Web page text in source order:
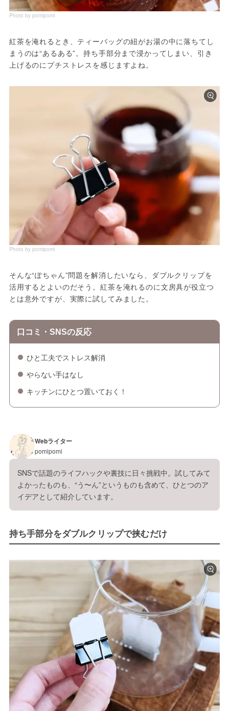
Photo by pomipomi
紅茶を淹れるとき、ティーバッグの紐がお湯の中に落ちてし
まうのは“あるある”。持ち手部分まで浸かってしまい、引き
上げるのにプチストレスを感じますよね。
Photo by pomipomi
そんな“ぽちゃん”問題を解消したいなら、ダブルクリップを
活用するとよいのだそう。紅茶を淹れるのに文房具が役立つ
とは意外ですが、実際に試してみました。
口コミ・SNSの反応
ひと工夫でストレス解消
やらない手はなし
キッチンにひとつ置いておく！
Webライター
pomipomi
SNSで話題のライフハックや裏技に日々挑戦中。試してみて
よかったものも、“う〜ん”というものも含めて、ひとつのア
イデアとして紹介しています。
持ち手部分をダブルクリップで挟むだけ